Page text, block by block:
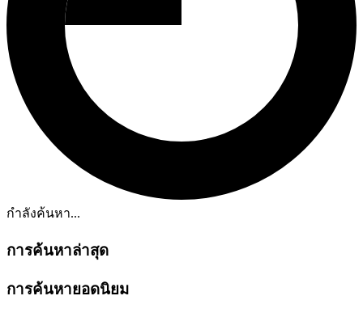
กำลังค้นหา...
การค้นหาล่าสุด
การค้นหายอดนิยม